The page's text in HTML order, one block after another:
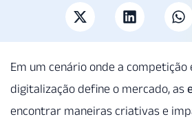
Em um cenário onde a competição
digitalização define o mercado, as
encontrar maneiras criativas e